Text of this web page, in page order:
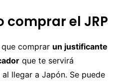
comprar el JRP
comprar un justificante
que te servirá
llegar a Japón. Se puede